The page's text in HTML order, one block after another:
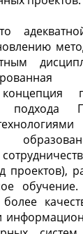
подхода
проектов),
обучение.